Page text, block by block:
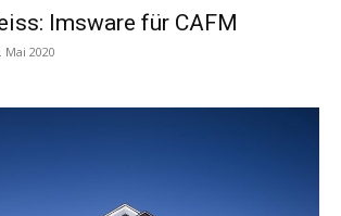
Imsware für CAFM
Mai 2020